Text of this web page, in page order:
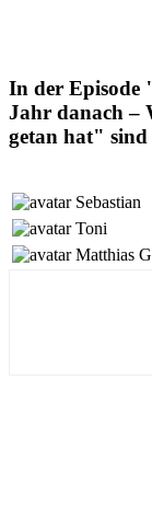
In der Episode
Jahr danach –
getan hat" sind
Sebastian
Toni
Matthias